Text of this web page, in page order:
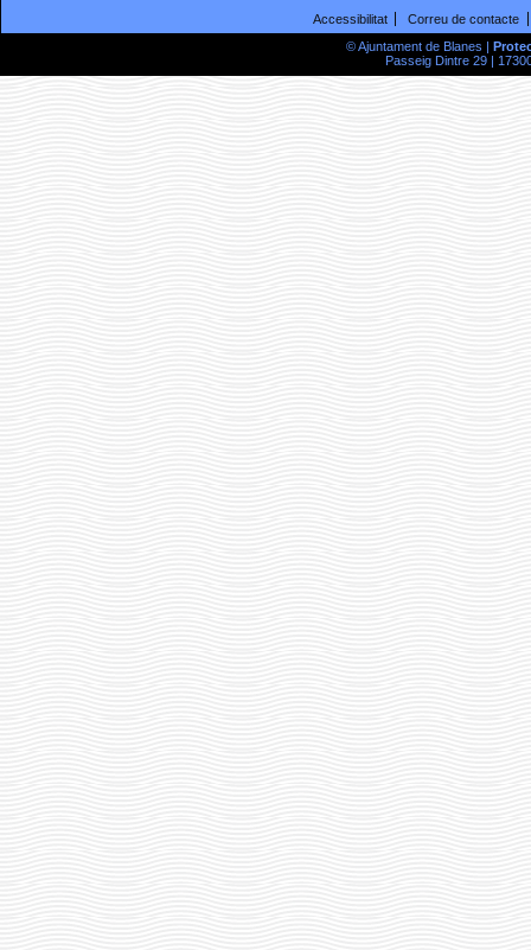
Accessibilitat
Correu de contacte
© Ajuntament de Blanes |
Passeig Dintre 29 |